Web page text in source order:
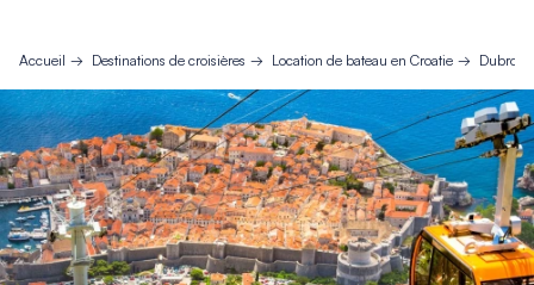
Accueil Destinations de croisières Location de bateau en Croatie